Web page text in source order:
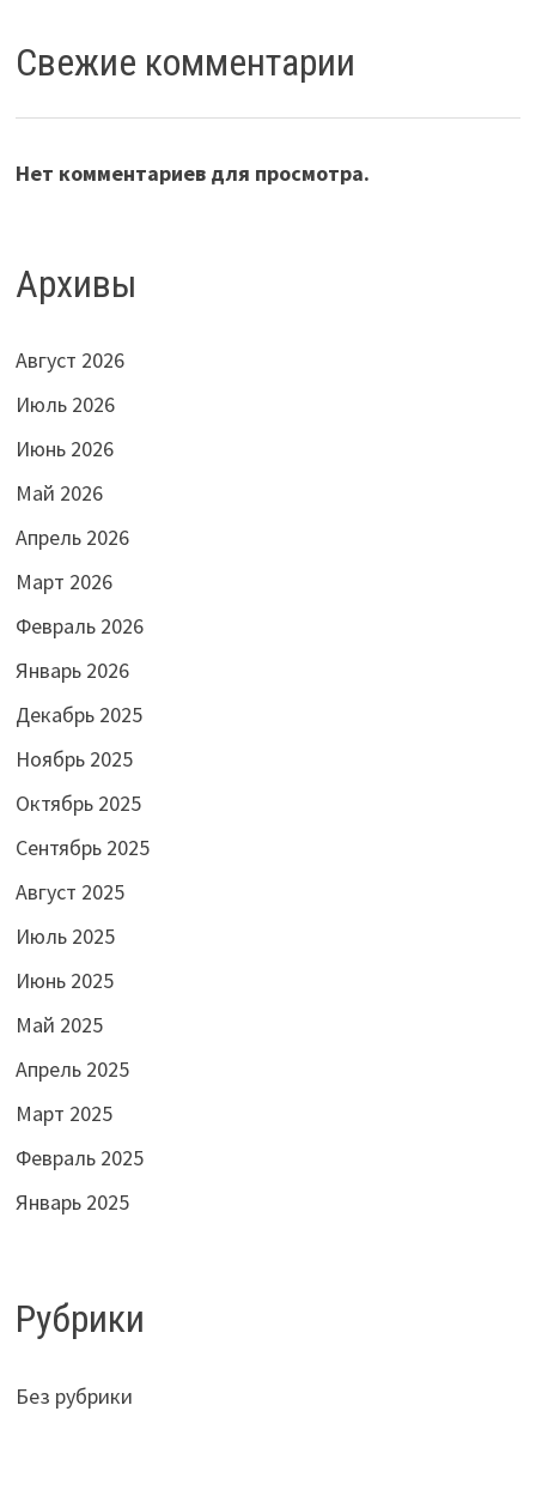
Свежие комментарии
Нет комментариев для просмотра.
Архивы
Август 2026
Июль 2026
Июнь 2026
Май 2026
Апрель 2026
Март 2026
Февраль 2026
Январь 2026
Декабрь 2025
Ноябрь 2025
Октябрь 2025
Сентябрь 2025
Август 2025
Июль 2025
Июнь 2025
Май 2025
Апрель 2025
Март 2025
Февраль 2025
Январь 2025
Рубрики
Без рубрики